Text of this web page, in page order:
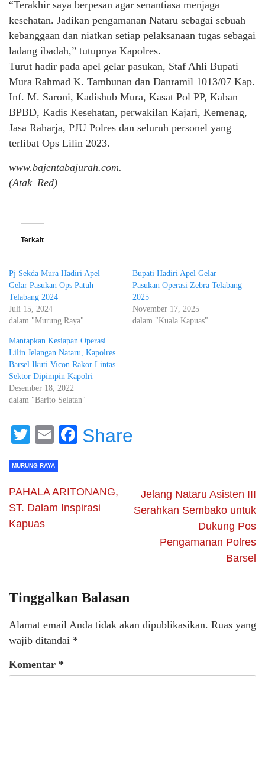
“Terakhir saya berpesan agar senantiasa menjaga
kesehatan. Jadikan pengamanan Nataru sebagai sebuah
kebanggaan dan niatkan setiap pelaksanaan tugas sebagai
ladang ibadah,” tutupnya Kapolres.
Turut hadir pada apel gelar pasukan, Staf Ahli Bupati
Mura Rahmad K. Tambunan dan Danramil 1013/07 Kap.
Inf. M. Saroni, Kadishub Mura, Kasat Pol PP, Kaban
BPBD, Kadis Kesehatan, perwakilan Kajari, Kemenag,
Jasa Raharja, PJU Polres dan seluruh personel yang
terlibat Ops Lilin 2023.
www.bajentabajurah.com.
(Atak_Red)
Terkait
Pj Sekda Mura Hadiri Apel
Gelar Pasukan Ops Patuh
Telabang 2024
Juli 15, 2024
dalam "Murung Raya"
Bupati Hadiri Apel Gelar
Pasukan Operasi Zebra Telabang
2025
November 17, 2025
dalam "Kuala Kapuas"
Mantapkan Kesiapan Operasi
Lilin Jelangan Nataru, Kapolres
Barsel Ikuti Vicon Rakor Lintas
Sektor Dipimpin Kapolri
Desember 18, 2022
dalam "Barito Selatan"
Twitter
EmailFacebook
Share
MURUNG RAYA
PAHALA ARITONANG,
ST. Dalam Inspirasi
Kapuas
Jelang Nataru Asisten III
Serahkan Sembako untuk
Dukung Pos
Pengamanan Polres
Barsel
Tinggalkan Balasan
Alamat email Anda tidak akan dipublikasikan. Ruas yang
wajib ditandai *
Komentar *